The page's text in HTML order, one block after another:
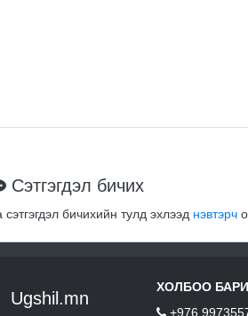
Сэтгэгдэл бичих
сэтгэгдэл бичихийн тулд эхлээд нэвтэрч
Ugshil.mn
ХОЛБОО
+976